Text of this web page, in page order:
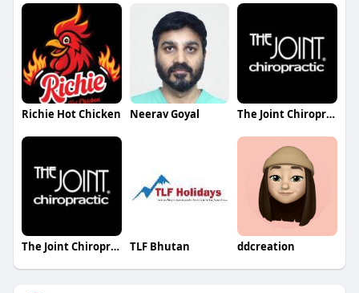
Richie Hot Chicken Neerav Goyal The Joint Chiropractic Okolona
The Joint Chiropractic Prattville TLF Bhutan ddcreation